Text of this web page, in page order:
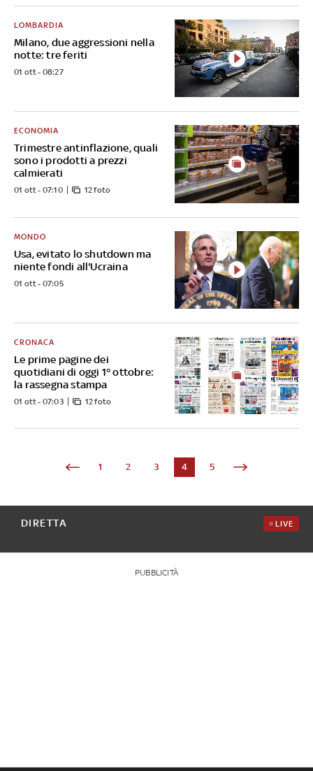
Milano, due aggressioni nella
notte: tre feriti
LOMBARDIA
01 ott - 08:27
Trimestre antinflazione, quali
sono i prodotti a prezzi
calmierati
ECONOMIA
01 ott - 07:10 12 foto
Usa, evitato lo shutdown ma
niente fondi all'Ucraina
MONDO
01 ott - 07:05
Le prime pagine dei
quotidiani di oggi 1° ottobre:
la rassegna stampa
CRONACA
01 ott - 07:03 12 foto
1 2 3 4 5
DIRETTA LIVE
PUBBLICITÀ